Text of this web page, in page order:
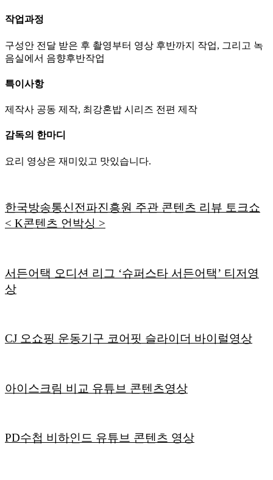
작업과정
구성안 전달 받은 후 촬영부터 영상 후반까지 작업, 그리고 녹
음실에서 음향후반작업
특이사항
제작사 공동 제작, 최강혼밥 시리즈 전편 제작
감독의 한마디
요리 영상은 재미있고 맛있습니다.
한국방송통신전파진흥원 주관 콘텐츠 리뷰 토크쇼
< K콘텐츠 언박싱 >
서든어택 오디션 리그 ‘슈퍼스타 서든어택’ 티저영
상
CJ 오쇼핑 운동기구 코어핏 슬라이더 바이럴영상
아이스크림 비교 유튜브 콘텐츠영상
PD수첩 비하인드 유튜브 콘텐츠 영상